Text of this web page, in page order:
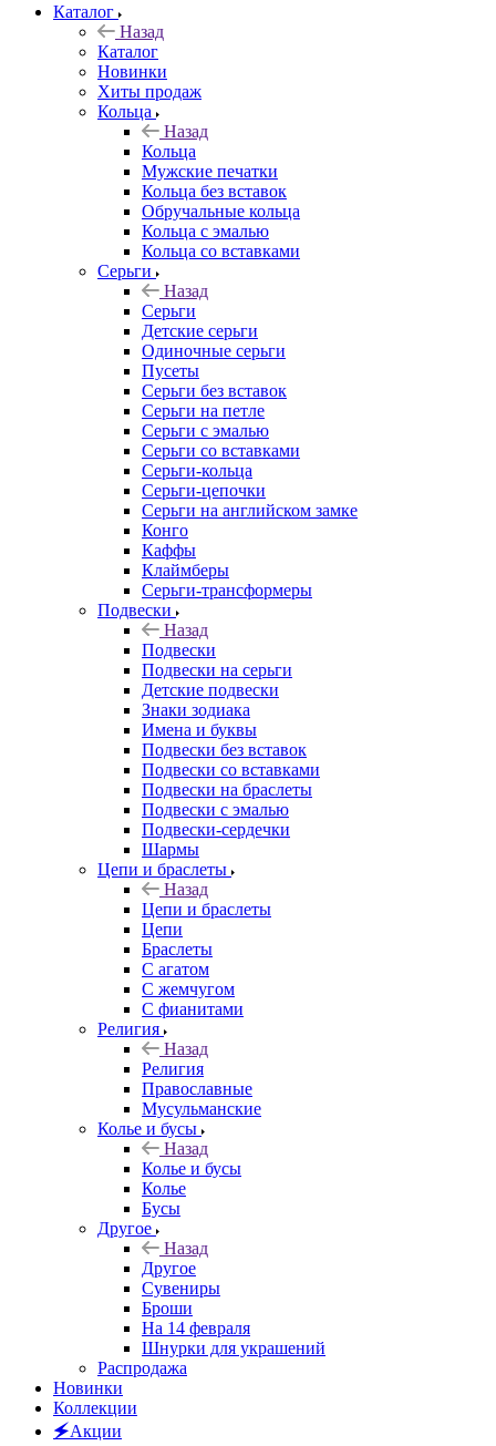
Каталог
Назад
Каталог
Новинки
Хиты продаж
Кольца
Назад
Кольца
Мужские печатки
Кольца без вставок
Обручальные кольца
Кольца с эмалью
Кольца со вставками
Серьги
Назад
Серьги
Детские серьги
Одиночные серьги
Пусеты
Серьги без вставок
Серьги на петле
Серьги с эмалью
Серьги со вставками
Серьги-кольца
Серьги-цепочки
Серьги на английском замке
Конго
Каффы
Клаймберы
Серьги-трансформеры
Подвески
Назад
Подвески
Подвески на серьги
Детские подвески
Знаки зодиака
Имена и буквы
Подвески без вставок
Подвески со вставками
Подвески на браслеты
Подвески с эмалью
Подвески-сердечки
Шармы
Цепи и браслеты
Назад
Цепи и браслеты
Цепи
Браслеты
С агатом
С жемчугом
С фианитами
Религия
Назад
Религия
Православные
Мусульманские
Колье и бусы
Назад
Колье и бусы
Колье
Бусы
Другое
Назад
Другое
Сувениры
Броши
На 14 февраля
Шнурки для украшений
Распродажа
Новинки
Коллекции
🗲Акции